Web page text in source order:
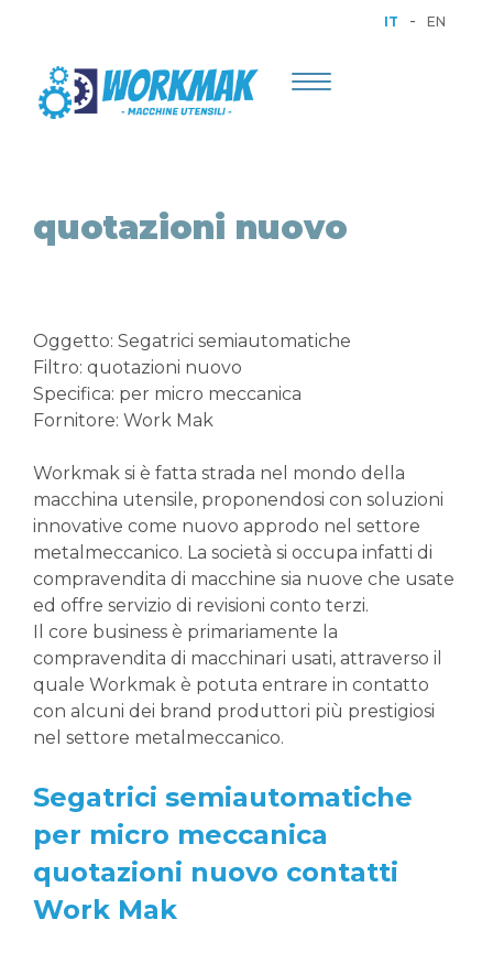
IT - EN
Toggle
quotazioni nuovo
Oggetto: Segatrici semiautomatiche
Filtro: quotazioni nuovo
Specifica: per micro meccanica
Fornitore: Work Mak
Workmak si è fatta strada nel mondo della
macchina utensile, proponendosi con soluzioni
innovative come nuovo approdo nel settore
metalmeccanico. La società si occupa infatti di
compravendita di macchine sia nuove che usate
ed offre servizio di revisioni conto terzi.
Il core business è primariamente la
compravendita di macchinari usati, attraverso il
quale Workmak è potuta entrare in contatto
con alcuni dei brand produttori più prestigiosi
nel settore metalmeccanico.
Segatrici semiautomatiche
per micro meccanica
quotazioni nuovo contatti
Work Mak